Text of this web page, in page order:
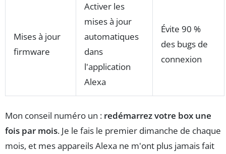
Mises à jour
firmware
Activer les
mises à jour
automatiques
dans
l'application
Alexa
Évite 90 %
des bugs de
connexion
Mon conseil numéro un : redémarrez votre box une
fois par mois. Je le fais le premier dimanche de chaque
mois, et mes appareils Alexa ne m'ont plus jamais fait